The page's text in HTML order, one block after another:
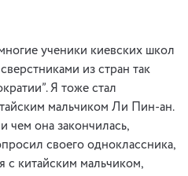
ученики киевских школ
из стран так
Я тоже стал
мальчиком Ли Пин-ан.
чем она закончилась,
своего одноклассника,
с китайским мальчиком,